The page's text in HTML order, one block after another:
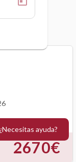
2670€
¿Necesitas ayuda?